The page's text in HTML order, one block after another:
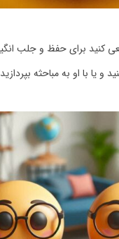
کنید برای حفظ و جلب
و یا با او به مباحثه